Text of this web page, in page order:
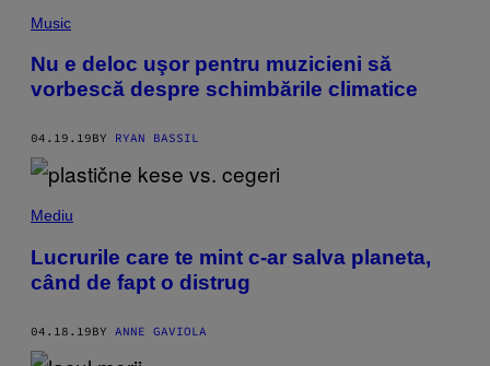
Music
Nu e deloc uşor pentru muzicieni să
vorbescă despre schimbările climatice
04.19.19BY RYAN BASSIL
Mediu
Lucrurile care te mint c-ar salva planeta,
când de fapt o distrug
04.18.19BY ANNE GAVIOLA